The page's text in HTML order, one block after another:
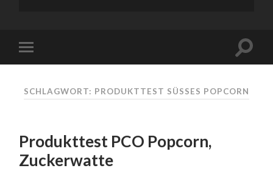
SCHLAGWORT: PRODUKTTEST SÜSSES POPCORN
Produkttest PCO Popcorn,
Zuckerwatte